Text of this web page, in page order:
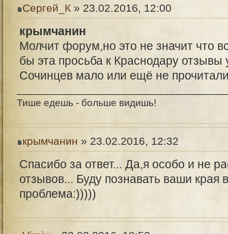
Сергей_К » 23.02.2016, 12:00
крымчанин
Молчит форум,но это не значит что
бы эта просьба к Краснодару отзывы
Сочинцев мало или ещё не
Тише едешь - больше видишь!
крымчанин » 23.02.2016, 12:32
Спасибо за ответ... Да,я особо и не
отзывов... Буду познавать ваши края
проблема:)))))